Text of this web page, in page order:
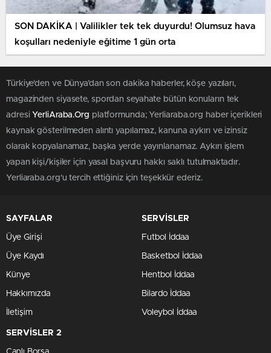
SON DAKİKA | Valilikler tek tek duyurdu! Olumsuz hava
koşulları nedeniyle eğitime 1 gün orta
Türkiye'den ve Dünya’dan son dakika haberler, köşe yazıları,
magazinden siyasete, spordan seyahate bütün konuların tek
adresi YerliAraba.Org platformunda; Yerliaraba.org haber içerikleri
kaynak gösterilmeden alıntı yapılamaz, kanuna aykırı ve izinsiz
olarak kopyalanamaz, başka yerde yayınlanamaz. Aykırı işlem
yapan kişi/kişiler için yasal başvuru hakkı saklı tutulmaktadır.
Yerliaraba.org'u tercih ettiğiniz için teşekkür ederiz.
SAYFALAR
Üye Girişi
Üye Kaydı
Künye
Hakkımızda
İletişim
SERVİSLER
Futbol İddaa
Basketbol İddaa
Hentbol İddaa
Bilardo İddaa
Voleybol İddaa
SERVİSLER 2